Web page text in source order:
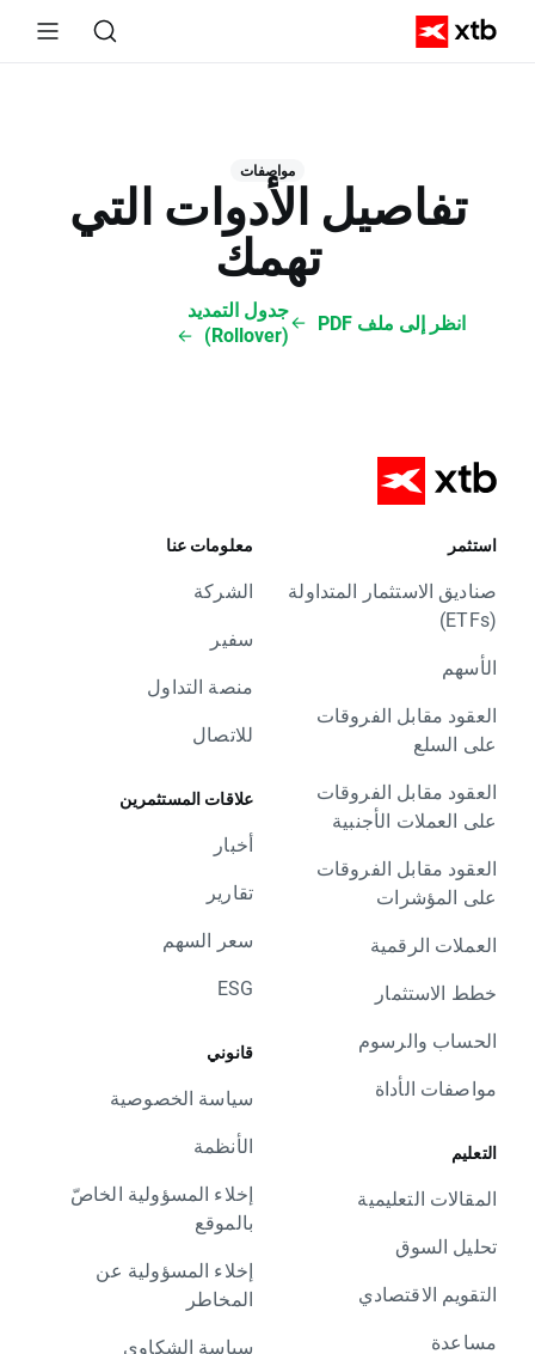
مواصفات
تفاصيل الأدوات التي
تهمك
انظر إلى ملف PDF
جدول التمديد
(Rollover)
استثمر
صناديق الاستثمار المتداولة
(ETFs)
الأسهم
العقود مقابل الفروقات
على السلع
العقود مقابل الفروقات
على العملات الأجنبية
العقود مقابل الفروقات
على المؤشرات
العملات الرقمية
خطط الاستثمار
الحساب والرسوم
مواصفات الأداة
التعليم
المقالات التعليمية
تحليل السوق
التقويم الاقتصادي
مساعدة
معلومات عنا
الشركة
سفير
منصة التداول
للاتصال
علاقات المستثمرين
أخبار
تقارير
سعر السهم
ESG
قانوني
سياسة الخصوصية
الأنظمة
إخلاء المسؤولية الخاصّ
بالموقع
إخلاء المسؤولية عن
المخاطر
سياسة الشكاوى